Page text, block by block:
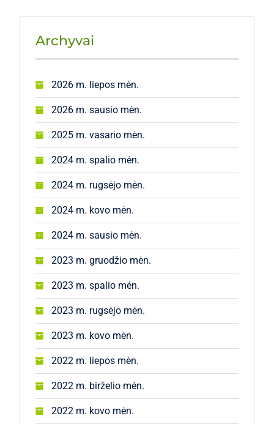
Archyvai
2026 m. liepos mėn.
2026 m. sausio mėn.
2025 m. vasario mėn.
2024 m. spalio mėn.
2024 m. rugsėjo mėn.
2024 m. kovo mėn.
2024 m. sausio mėn.
2023 m. gruodžio mėn.
2023 m. spalio mėn.
2023 m. rugsėjo mėn.
2023 m. kovo mėn.
2022 m. liepos mėn.
2022 m. birželio mėn.
2022 m. kovo mėn.